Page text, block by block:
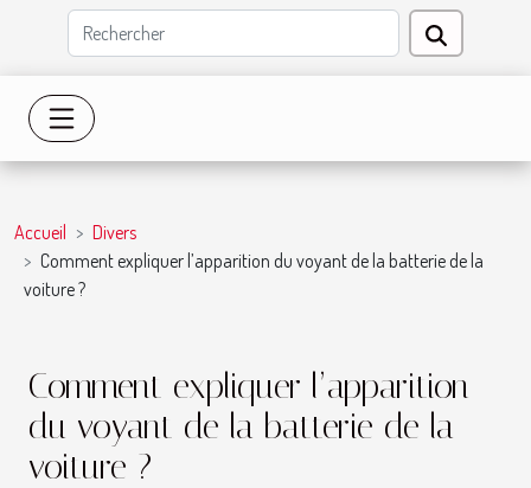
Accueil
Divers
Comment expliquer l’apparition du voyant de la batterie de la
voiture ?
Comment expliquer l’apparition
du voyant de la batterie de la
voiture ?